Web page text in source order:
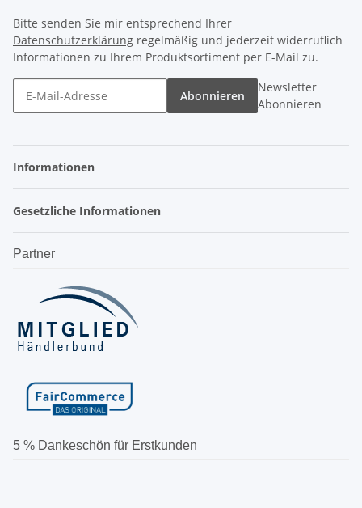
Bitte senden Sie mir entsprechend Ihrer
Datenschutzerklärung regelmäßig und jederzeit widerruflich
Informationen zu Ihrem Produktsortiment per E-Mail zu.
Abonnieren
Newsletter
Abonnieren
Informationen
Gesetzliche Informationen
Partner
5 % Dankeschön für Erstkunden